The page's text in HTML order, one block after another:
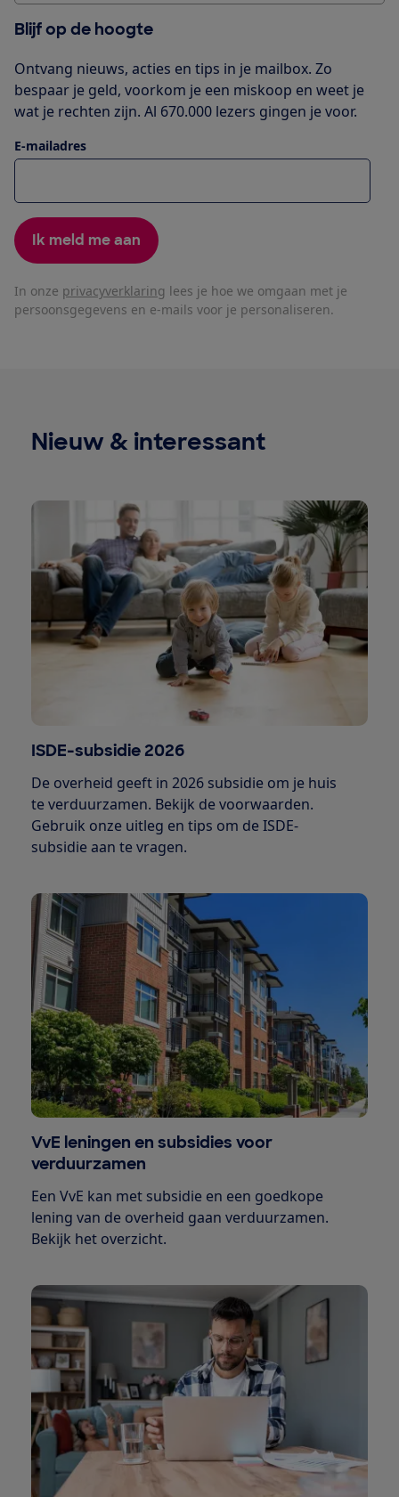
Blijf op de hoogte
Ontvang nieuws, acties en tips in je mailbox. Zo
bespaar je geld, voorkom je een miskoop en weet je
wat je rechten zijn. Al 670.000 lezers gingen je voor.
E-mailadres
Ik meld me aan
In onze privacyverklaring lees je hoe we omgaan met je
persoonsgegevens en e-mails voor je personaliseren.
Nieuw & interessant
ISDE-subsidie 2026
De overheid geeft in 2026 subsidie om je huis
te verduurzamen. Bekijk de voorwaarden.
Gebruik onze uitleg en tips om de ISDE-
subsidie aan te vragen.
VvE leningen en subsidies voor
verduurzamen
Een VvE kan met subsidie en een goedkope
lening van de overheid gaan verduurzamen.
Bekijk het overzicht.